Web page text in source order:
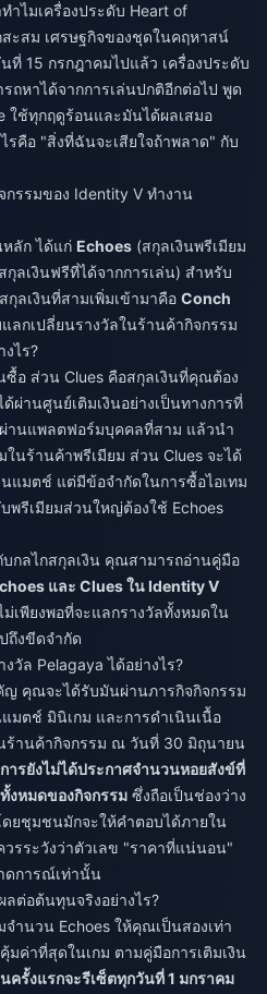
ำไมเครื่องประดับ Heart of
ะสม เศรษฐกิจของชุดในคฤหาสน์
ที่ 15 กรกฎาคมไปแล้ว เครื่องประดับ
ถหาได้จากการเล่นปกติอีกต่อไป พูด
ใช้ทุกฤดูร้อนและมันได้ผลเสมอ
รคือ "สิ่งที่ฉันจะเสียใจถ้าพลาด" กับ
กรรมของ Identity V ทำงาน
หลัก ได้แก่ Echoes (สกุลเงินพรีเมียม
กุลเงินฟรีที่ได้จากการเล่น) สำหรับ
ลเงินที่สามเพิ่มเข้ามาคือ Conch
ลกเปลี่ยนรางวัลในร้านค้ากิจกรรม
งไร?
ซื้อ ส่วน Clues คือสกุลเงินที่คุณต้อง
ผ่านศูนย์เติมเงินอย่างเป็นทางการที่
านแพลตฟอร์มบุคคลที่สาม แล้วนำ
ในร้านค้าพรีเมียม ส่วน Clues จะได้
แมตช์ แต่มีข้อจำกัดในการซื้อไอเทม
พรีเมียมส่วนใหญ่ต้องใช้ Echoes
บกลไกสกุลเงิน คุณสามารถอ่านคู่มือ
และ Clues ใน Identity V
เพียงพอที่จะแลกรางวัลทั้งหมดใน
ถึงขีดจำกัด
วัล Pelagaya ได้อย่างไร?
คุณจะได้รับมันผ่านภารกิจกิจกรรม
มตช์ มินิเกม และการดำเนินเนื้อ
ร้านค้ากิจกรรม ณ วันที่ 30 มิถุนายน
ารยังไม่ได้ประกาศจำนวนหอยสังข์ที่
งหมดของกิจกรรม ซึ่งถือเป็นช่องว่าง
ยชุมชนมักจะให้คำตอบได้ภายใน
รระวังว่าตัวเลข "ราคาที่แน่นอน"
ดการณ์เท่านั้น
ลต่อต้นทุนจริงอย่างไร?
จำนวน Echoes ให้คุณเป็นสองเท่า
ค่าที่สุดในเกม ตามคู่มือการเติมเงิน
ครั้งแรกจะรีเซ็ตทุกวันที่ 1 มกราคม